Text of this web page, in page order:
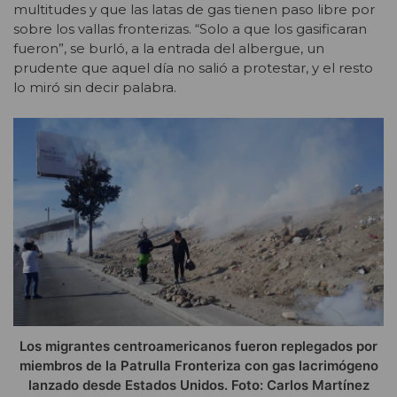
multitudes y que las latas de gas tienen paso libre por
sobre los vallas fronterizas. “Solo a que los gasificaran
fueron”, se burló, a la entrada del albergue, un
prudente que aquel día no salió a protestar, y el resto
lo miró sin decir palabra.
Los migrantes centroamericanos fueron replegados por
miembros de la Patrulla Fronteriza con gas lacrimógeno
lanzado desde Estados Unidos. Foto: Carlos Martínez